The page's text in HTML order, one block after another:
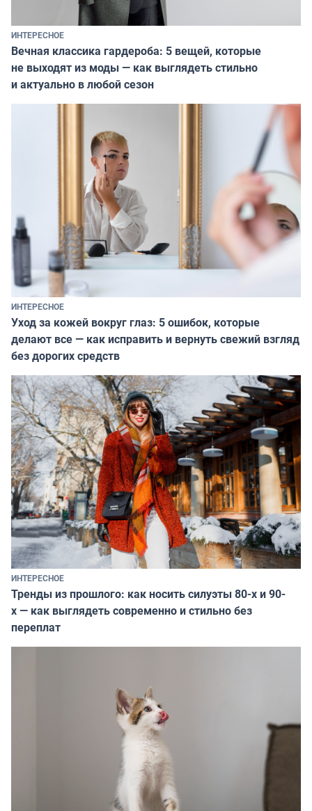
ИНТЕРЕСНОЕ
Вечная классика гардероба: 5 вещей, которые
не выходят из моды — как выглядеть стильно
и актуально в любой сезон
ИНТЕРЕСНОЕ
Уход за кожей вокруг глаз: 5 ошибок, которые
делают все — как исправить и вернуть свежий взгляд
без дорогих средств
ИНТЕРЕСНОЕ
Тренды из прошлого: как носить силуэты 80-х и 90-
х — как выглядеть современно и стильно без
переплат